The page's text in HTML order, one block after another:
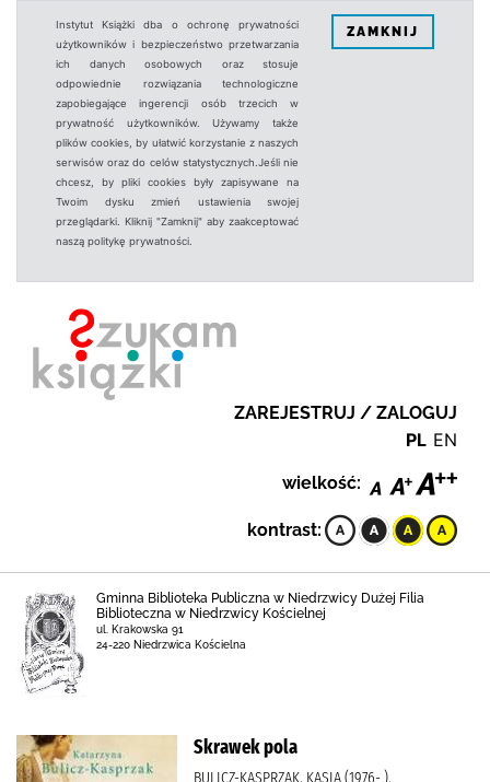
Instytut Książki dba o ochronę prywatności
użytkowników i bezpieczeństwo przetwarzania
ich danych osobowych oraz stosuje
odpowiednie rozwiązania technologiczne
zapobiegające ingerencji osób trzecich w
prywatność użytkowników. Używamy także
plików cookies, by ułatwić korzystanie z naszych
serwisów oraz do celów statystycznych.Jeśli nie
chcesz, by pliki cookies były zapisywane na
Twoim dysku zmień ustawienia swojej
przeglądarki. Kliknij "Zamknij" aby zaakceptować
naszą politykę prywatności.
ZAMKNIJ
ZAREJESTRUJ / ZALOGUJ
PL EN
wielkość:
kontrast:
Gminna Biblioteka Publiczna w Niedrzwicy Dużej Filia
Biblioteczna w Niedrzwicy Kościelnej
ul. Krakowska 91
24-220 Niedrzwica Kościelna
Skrawek pola
BULICZ-KASPRZAK, KASIA (1976- ),